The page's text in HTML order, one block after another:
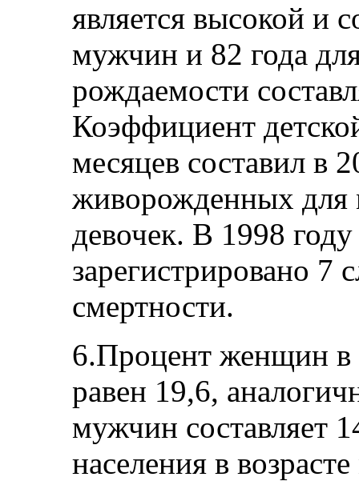
является высокой и
мужчин и 82 года
рождаемости
Коэффициент
месяцев составил в
живорожденных для
девочек. В 1998
зарегистрировано 7
смертности.
6.Процент женщин в
равен 19,6,
мужчин составляет
населения в